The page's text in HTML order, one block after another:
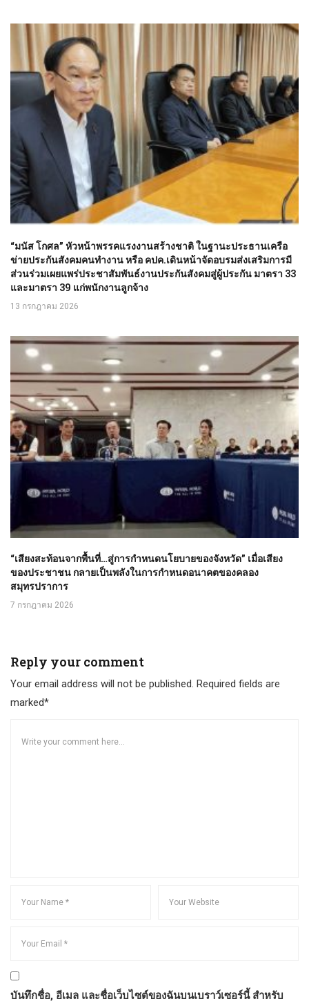
“มนัส โกศล” หัวหน้าพรรคแรงงานสร้างชาติ ในฐานะประธานเครือ
ข่ายประกันสังคมคนทำงาน หรือ คปค.เดินหน้าจัดอบรมส่งเสริมการมี
ส่วนร่วมเผยแพร่ประชาสัมพันธ์งานประกันสังคมสู่ผู้ประกัน มาตรา 33
และมาตรา 39 แก่พนักงานลูกจ้าง
13 กรกฎาคม 2026
“เสียงสะท้อนจากพื้นที่…สู่การกำหนดนโยบายของจังหวัด” เมื่อเสียง
ของประชาชน กลายเป็นพลังในการกำหนดอนาคตของคลอง
สมุทรปราการ
7 กรกฎาคม 2026
Reply your comment
Your email address will not be published. Required fields are
marked*
บันทึกชื่อ, อีเมล และชื่อเว็บไซต์ของฉันบนเบราว์เซอร์นี้ สำหรับ